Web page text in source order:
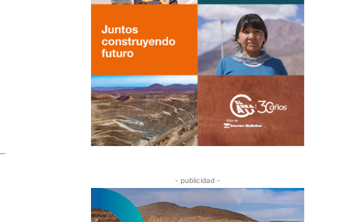
- publicidad -